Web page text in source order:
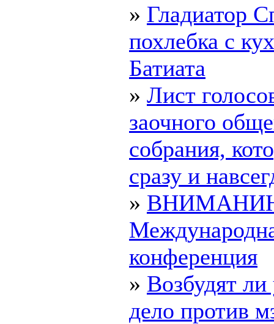
» Гладиатор
похлебка с
Батиата
» Лист
заочного
собрания,
сразу и
»
конференция
» Возбудят ли
дело против